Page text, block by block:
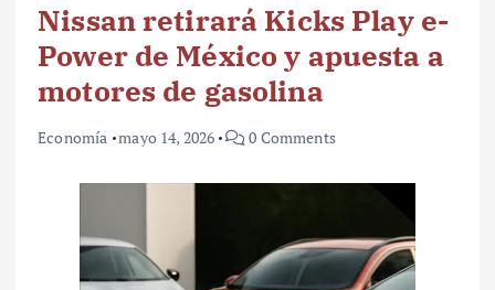
Nissan retirará Kicks Play e-
Power de México y apuesta a
motores de gasolina
Economía mayo 14, 2026 0 Comments